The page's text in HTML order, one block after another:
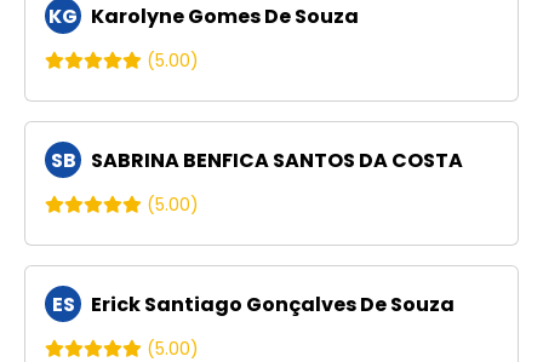
KG Karolyne Gomes De Souza
(5.00)
SB SABRINA BENFICA SANTOS DA COSTA
(5.00)
ES Erick Santiago Gonçalves De Souza
(5.00)